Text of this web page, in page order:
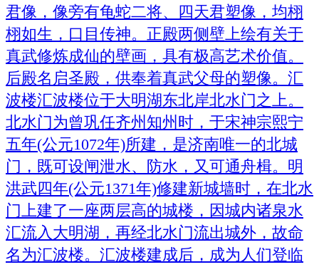
君像，像旁有龟蛇二将、四天君塑像，均栩
栩如生，口目传神。正殿两侧壁上绘有关于
真武修炼成仙的壁画，具有极高艺术价值。
后殿名启圣殿，供奉着真武父母的塑像。汇
波楼汇波楼位于大明湖东北岸北水门之上。
北水门为曾巩任齐州知州时，于宋神宗熙宁
五年(公元1072年)所建，是济南唯一的北城
门，既可设闸泄水、防水，又可通舟楫。明
洪武四年(公元1371年)修建新城墙时，在北水
门上建了一座两层高的城楼，因城内诸泉水
汇流入大明湖，再经北水门流出城外，故命
名为汇波楼。汇波楼建成后，成为人们登临